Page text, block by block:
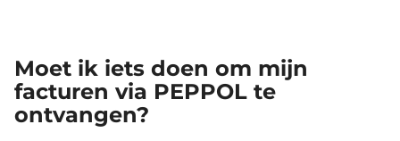
Moet ik iets doen om mijn
facturen via PEPPOL te
ontvangen?